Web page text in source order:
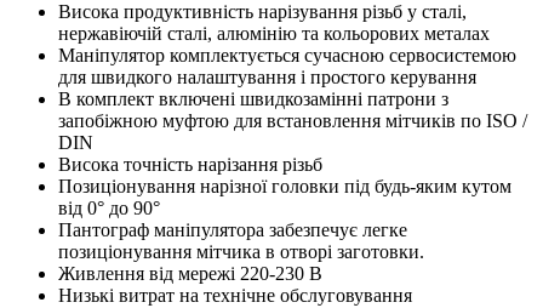
Висока продуктивність нарізування різьб у сталі,
нержавіючій сталі, алюмінію та кольорових металах
Маніпулятор комплектується сучасною сервосистемою
для швидкого налаштування і простого керування
В комплект включені швидкозамінні патрони з
запобіжною муфтою для встановлення мітчиків по ISO /
DIN
Висока точність нарізання різьб
Позиціонування нарізної головки під будь-яким кутом
від 0° до 90°
Пантограф маніпулятора забезпечує легке
позиціонування мітчика в отворі заготовки.
Живлення від мережі 220-230 В
Низькі витрат на технічне обслуговування